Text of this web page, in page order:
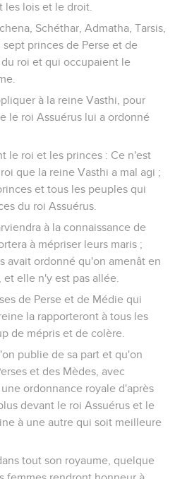
les lois et le droit.
Schéthar, Admatha, Tarsis,
sept princes de Perse et de
roi et qui occupaient le
à la reine Vasthi, pour
le roi Assuérus lui a ordonné
le roi et les princes : Ce n'est
que la reine Vasthi a mal agi ;
et tous les peuples qui
du roi Assuérus.
à la connaissance de
à mépriser leurs maris ;
avait ordonné qu'on amenât en
elle n'y est pas allée.
de Perse et de Médie qui
la rapporteront à tous les
de mépris et de colère.
publie de sa part et qu'on
et des Mèdes, avec
ordonnance royale d'après
devant le roi Assuérus et le
à une autre qui soit meilleure
tout son royaume, quelque